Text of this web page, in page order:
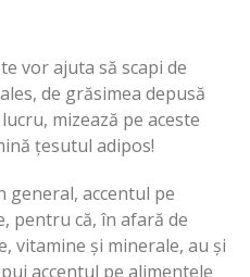
vor ajuta să scapi de
de grăsimea depusă
mizează pe aceste
țesutul adipos!
general, accentul pe
pentru că, în afară de
vitamine și minerale, au și
accentul pe alimentele